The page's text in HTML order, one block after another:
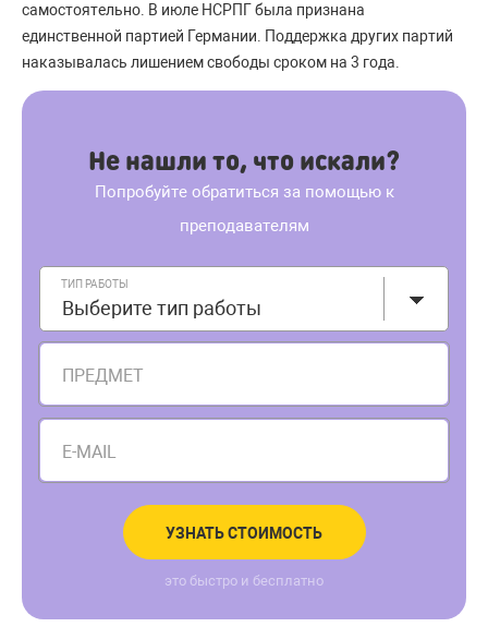
самостоятельно. В июле НСРПГ была признана
единственной партией Германии. Поддержка других партий
наказывалась лишением свободы сроком на 3 года.
Не нашли то, что искали?
Попробуйте обратиться за помощью к
преподавателям
ТИП РАБОТЫ
Выберите тип работы
ПРЕДМЕТ
E-MAIL
УЗНАТЬ СТОИМОСТЬ
это быстро и бесплатно